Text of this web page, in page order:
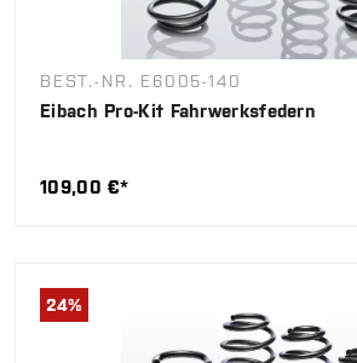
BEST.-NR. E6005-140
Eibach Pro-Kit Fahrwerksfedern
109,00 €*
24%